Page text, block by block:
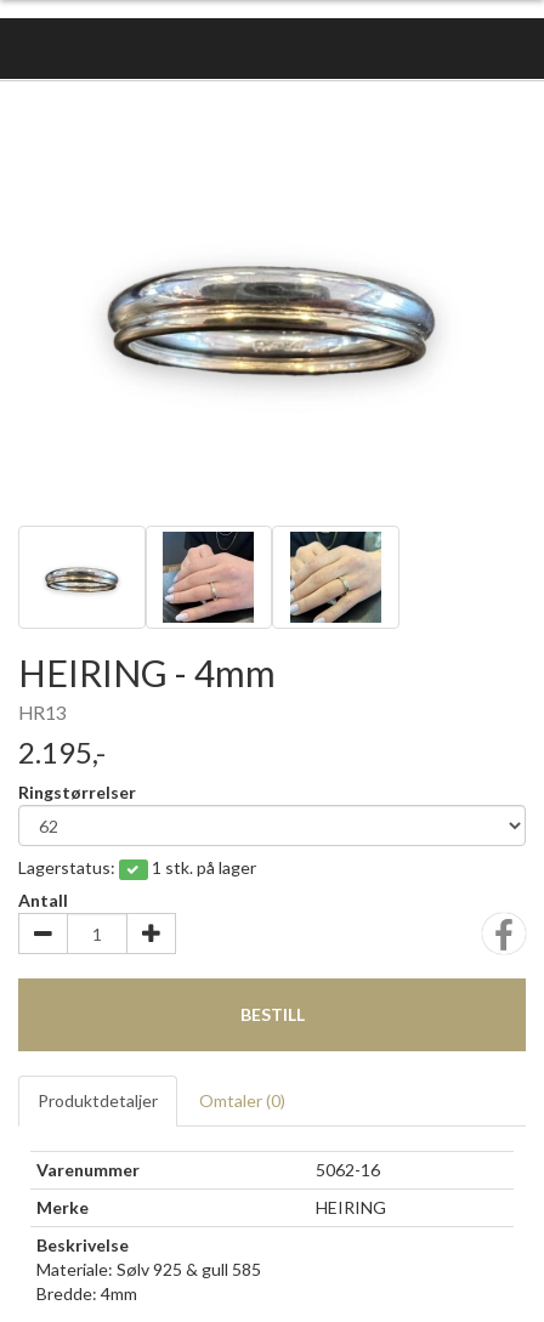
HEIRING - 4mm
HR13
2.195,-
Ringstørrelser
Lagerstatus:
1 stk. på lager
Antall
BESTILL
Produktdetaljer Omtaler (0)
Varenummer
5062-16
Merke
HEIRING
Beskrivelse
Materiale: Sølv 925 & gull 585
Bredde: 4mm